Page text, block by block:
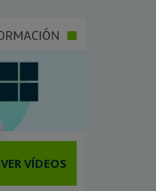
VER VÍDEOS